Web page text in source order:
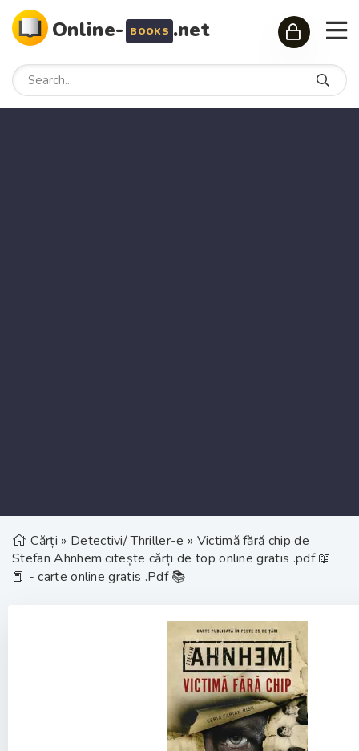
Online- BOOKS .net
Cărți » Detectivi/ Thriller-e » Victimă fără chip de
Stefan Ahnhem citește cărți de top online gratis .pdf 📖
📕 - carte online gratis .Pdf 📚